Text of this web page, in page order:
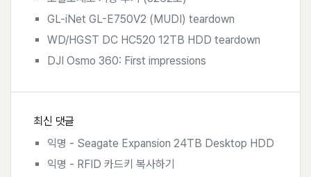
GL-iNet GL-E750V2 (MUDI) teardown
WD/HGST DC HC520 12TB HDD teardown
DJI Osmo 360: First impressions
최신 댓글
익명 - Seagate Expansion 24TB Desktop HDD
익명 - RFID 카드키 복사하기